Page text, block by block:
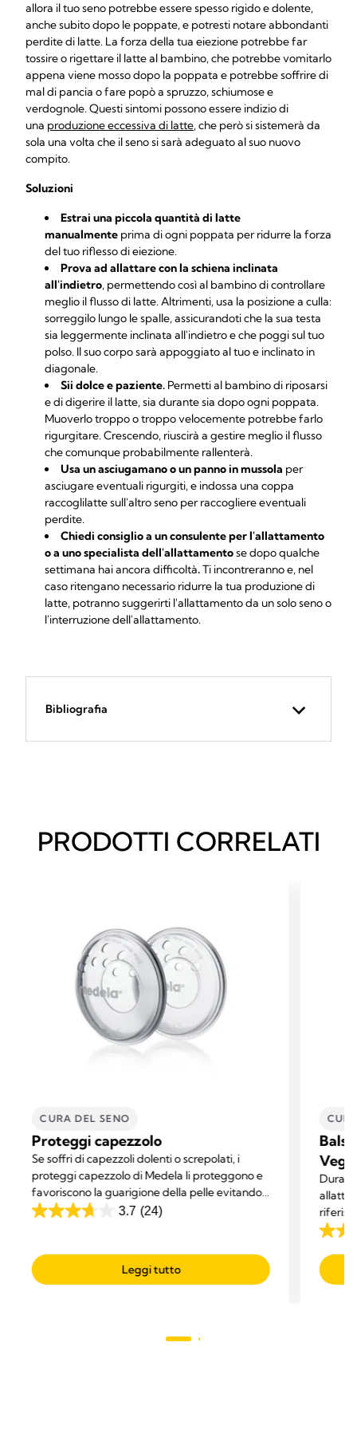
allora il tuo seno potrebbe essere spesso rigido e dolente,
anche subito dopo le poppate, e potresti notare abbondanti
perdite di latte. La forza della tua eiezione potrebbe far
tossire o rigettare il latte al bambino, che potrebbe vomitarlo
appena viene mosso dopo la poppata e potrebbe soffrire di
mal di pancia o fare popò a spruzzo, schiumose e
verdognole. Questi sintomi possono essere indizio di
una produzione eccessiva di latte, che però si sistemerà da
sola una volta che il seno si sarà adeguato al suo nuovo
compito.
Soluzioni
Estrai una piccola quantità di latte
manualmente prima di ogni poppata per ridurre la forza
del tuo riflesso di eiezione.
Prova ad allattare con la schiena inclinata
all'indietro, permettendo così al bambino di controllare
meglio il flusso di latte. Altrimenti, usa la posizione a culla:
sorreggilo lungo le spalle, assicurandoti che la sua testa
sia leggermente inclinata all'indietro e che poggi sul tuo
polso. Il suo corpo sarà appoggiato al tuo e inclinato in
diagonale.
Sii dolce e paziente. Permetti al bambino di riposarsi
e di digerire il latte, sia durante sia dopo ogni poppata.
Muoverlo troppo o troppo velocemente potrebbe farlo
rigurgitare. Crescendo, riuscirà a gestire meglio il flusso
che comunque probabilmente rallenterà.
Usa un asciugamano o un panno in mussola per
asciugare eventuali rigurgiti, e indossa una coppa
raccoglilatte sull'altro seno per raccogliere eventuali
perdite.
Chiedi consiglio a un consulente per l'allattamento
o a uno specialista dell'allattamentose dopo qualche
settimana hai ancora difficoltà.Ti incontreranno e, nel
caso ritengano necessario ridurre la tua produzione di
latte, potranno suggerirti l'allattamento da un solo seno o
l'interruzione dell'allattamento.
Bibliografia
PRODOTTI CORRELATI
CURA DEL SENO
Proteggi capezzolo
Se soffri di capezzoli dolenti o screpolati, i
proteggi capezzolo di Medela li proteggono e
favoriscono la guarigione della pelle evitando
che gli indumenti sfreghino contro i capezzoli.
3.7 (24)
3.7
5
stelle.
Leggi tutto
4.7
su
5